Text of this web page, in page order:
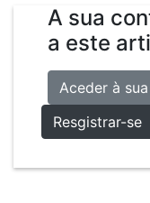
A sua
a este
Aceder à
Resgistrar-se